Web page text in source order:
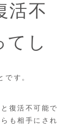
活不
てし
です。
復活不可能で
も相手にされ